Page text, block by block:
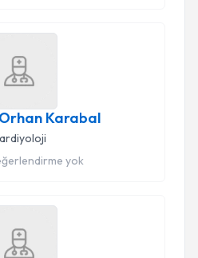
Karabal
yok